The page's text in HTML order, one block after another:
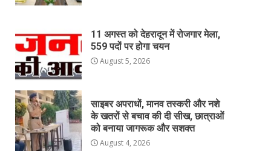
11 अगस्त को देहरादून में रोजगार मेला,
559 पदों पर होगा चयन
August 5, 2026
साइबर अपराधों, मानव तस्करी और नशे
के खतरों से बचाव की दी सीख, छात्राओं
को बनाया जागरूक और सशक्त
August 4, 2026